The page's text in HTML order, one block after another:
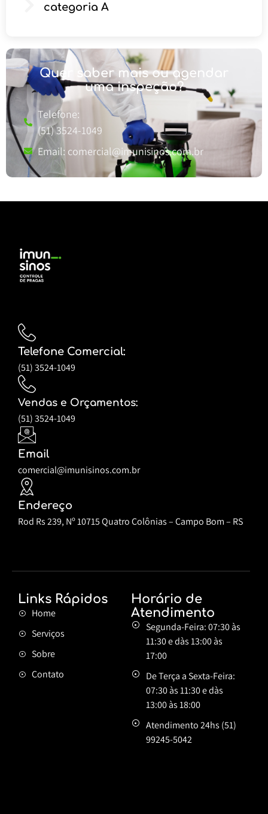
categoria A
Quer saber mais ou agendar
uma inspeção?
Telefone:
(51) 3524-1049
Email: comercial@imunisinos.com.br
Telefone Comercial:
(51) 3524-1049
Vendas e Orçamentos:
(51) 3524-1049
Email
comercial@imunisinos.com.br
Endereço
Rod Rs 239, Nº 10715 Quatro Colônias – Campo Bom – RS
Links Rápidos
Home
Serviços
Sobre
Contato
Horário de
Atendimento
Segunda-Feira:07:30 às
11:30 e dàs 13:00 às
17:00
De Terça a Sexta-Feira:
07:30 às 11:30 e dàs
13:00 às 18:00
Atendimento 24hs (51)
99245-5042